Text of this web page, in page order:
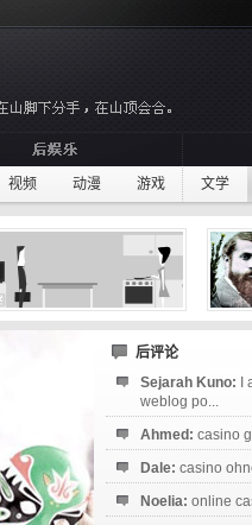
视频 动漫 游戏 文学
后评论
Sejarah Kuno:
weblog po...
Ahmed: casino
Dale: casino
Noelia: online